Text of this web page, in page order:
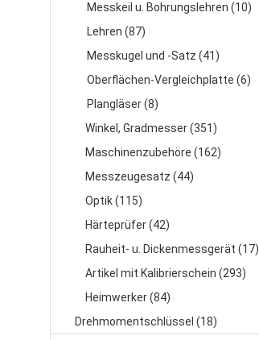
Messkeil u. Bohrungslehren (10)
Lehren (87)
Messkugel und -Satz (41)
Oberflächen-Vergleichplatte (6)
Plangläser (8)
Winkel, Gradmesser (351)
Maschinenzubehöre (162)
Messzeugesatz (44)
Optik (115)
Härteprüfer (42)
Rauheit- u. Dickenmessgerät (17)
Artikel mit Kalibrierschein (293)
Heimwerker (84)
Drehmomentschlüssel (18)